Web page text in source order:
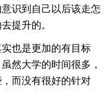
识到自己以后该走怎
提升的。
也是更加的有目标
然大学的时间很多，
而没有很好的针对